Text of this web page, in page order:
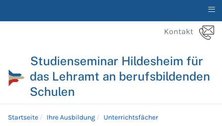
Kontakt
Studienseminar Hildesheim für
das Lehramt an berufsbildenden
Schulen
Startseite Ihre Ausbildung Unterrichtsfächer
≡